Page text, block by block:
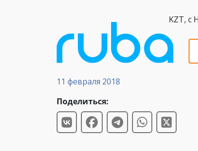
Обзоры
11 февраля 2018
Поделиться: